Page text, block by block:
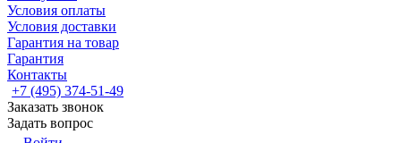
Условия оплаты
Условия доставки
Гарантия на товар
Гарантия
Контакты
+7 (495) 374-51-49
Заказать звонок
Задать вопрос